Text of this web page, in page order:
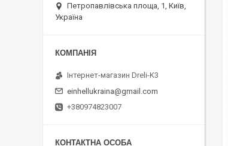
Петропавлівська площа, 1, Київ,
Україна
Інтернет-магазин Dreli-K3
einhellukraina@gmail.com
+380974823007